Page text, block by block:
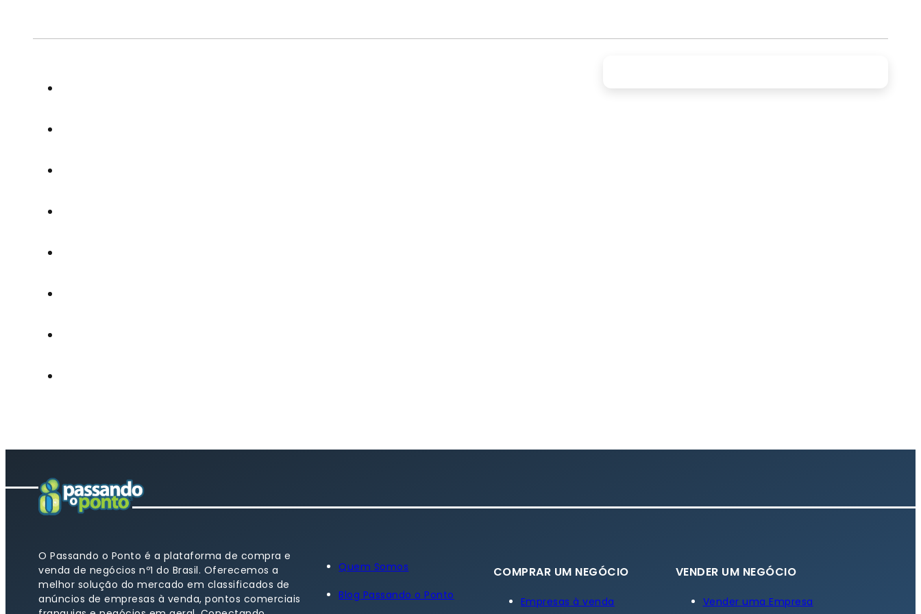
O Passando o Ponto é a plataforma de compra e
venda de negócios nº1 do Brasil. Oferecemos a
melhor solução do mercado em classificados de
anúncios de empresas à venda, pontos comerciais
Quem Somos
Blog Passando o Ponto
COMPRAR UM NEGÓCIO
Empresas à venda
VENDER UM NEGÓCIO
Vender uma Empresa